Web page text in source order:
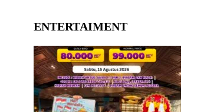
ENTERTAIMENT